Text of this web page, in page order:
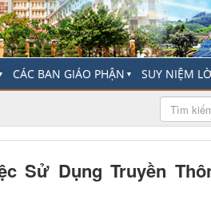
CÁC BAN GIÁO PHẬN ▼ SUY NIỆM
Sử Dụng Truyền